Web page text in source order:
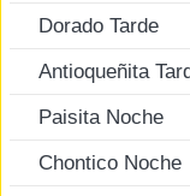
Dorado Tarde
Antioqueñita
Paisita Noche
Chontico Noche